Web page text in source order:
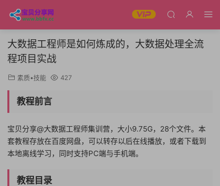
大数据工程师是如何炼成的，大数据处理全流
程项目实战
素质•技能 427
教程前言
宝贝分享@大数据工程师集训营，大小9.75G，28个文件。本
套教程存放在百度网盘，可以转存以后在线播放，或者下载到
本地离线学习，同时支持PC端与手机端。
教程目录